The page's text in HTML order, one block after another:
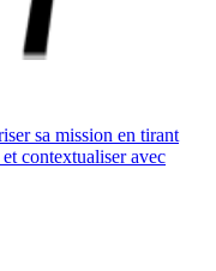
sa mission en tirant
contextualiser avec